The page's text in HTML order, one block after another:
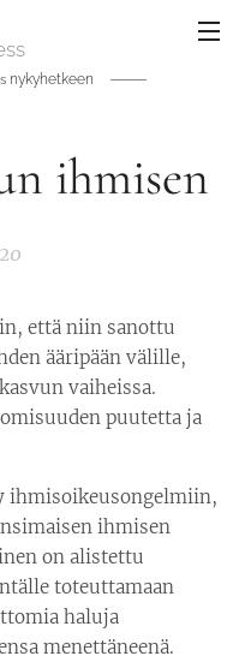
nykyhetkeen
ihmisen
että niin sanottu
ääripään välille,
vaiheissa.
puutetta ja
ihmisoikeusongelmiin,
ihmisen
on alistettu
toteuttamaan
haluja
menettäneenä.